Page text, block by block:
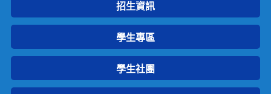
招生資訊
學生專區
學生社團